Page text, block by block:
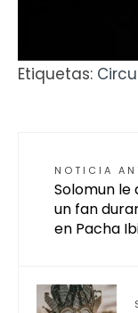
Etiquetas:
NOTICIA
Solomun le
un fan
en Pacha